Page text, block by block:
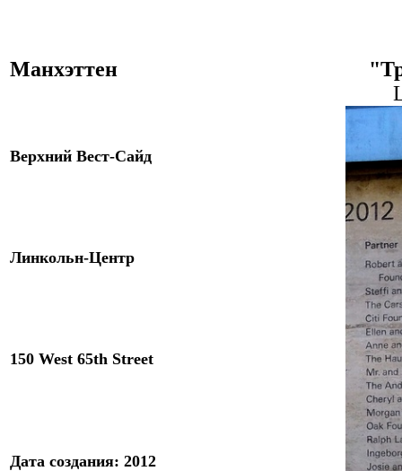
Манхэттен
Верхний Вест-Сайд
Линкольн-Центр
150 West 65th Street
Дата создания: 2012